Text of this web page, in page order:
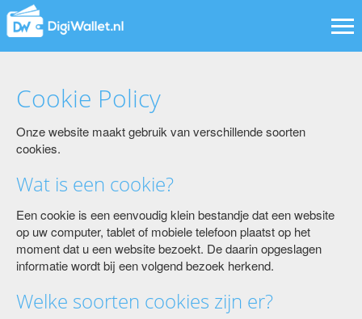
Cookie Policy
Onze website maakt gebruik van verschillende soorten
cookies.
Wat is een cookie?
Een cookie is een eenvoudig klein bestandje dat een website
op uw computer, tablet of mobiele telefoon plaatst op het
moment dat u een website bezoekt. De daarin opgeslagen
informatie wordt bij een volgend bezoek herkend.
Welke soorten cookies zijn er?